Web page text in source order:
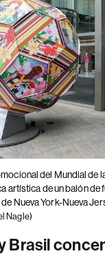
del Mundial de
artística de un balón de
Nueva York-Nueva
Nagle)
Brasil